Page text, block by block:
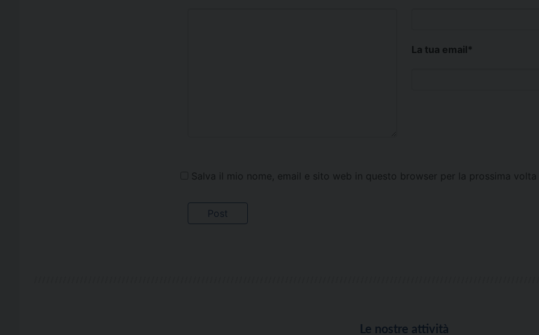
La tua email*
Salva il mio nome, email e sito web in questo browser per la prossima
Le nostre attività